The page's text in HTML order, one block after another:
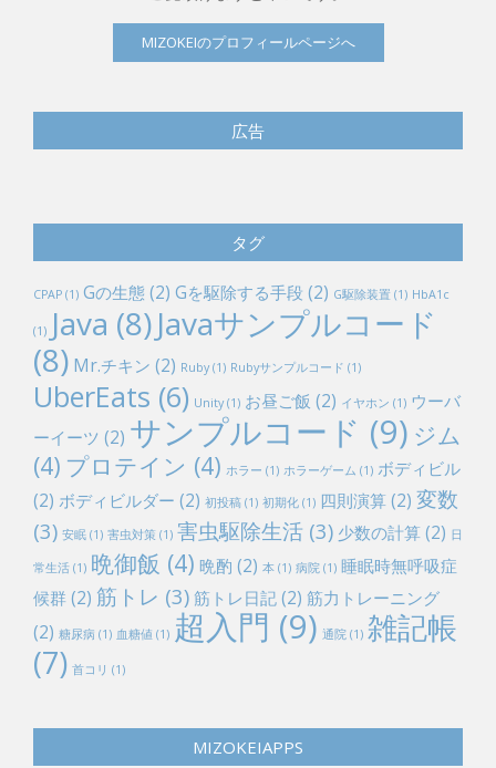
CPAP(1) Gの生態(2)Gを駆除する手段(2) G駆除装置(1) HbA1c
(1) Java(8)Javaサンプルコード
(8)Mr.チキン(2) Ruby(1) Rubyサンプルコード (1)
UberEats(6) Unity (1) お昼ご飯(2) イヤホン
ーイーツ(2) サンプルコード(9) ジム
(4) プロテイン(4) ホラー (1) ホラーゲーム (1) ボディビル
(2) ボディビルダー(2) 初投稿(1) 初期化(1) 四則演算(2)変数
(3) 安眠(1) 害虫対策 (1) 害虫駆除生活(3)少数の計算(2) 日
常生活(1) 晩御飯(4)晩酌(2) 本(1) 病院(1) 睡眠時無呼吸症
候群(2) 筋トレ (3) 筋トレ日記(2) 筋力トレーニング
(2) 糖尿病 (1) 血糖値(1) 超入門(9) 通院 (1) 雑記帳
(7) 首コリ (1)